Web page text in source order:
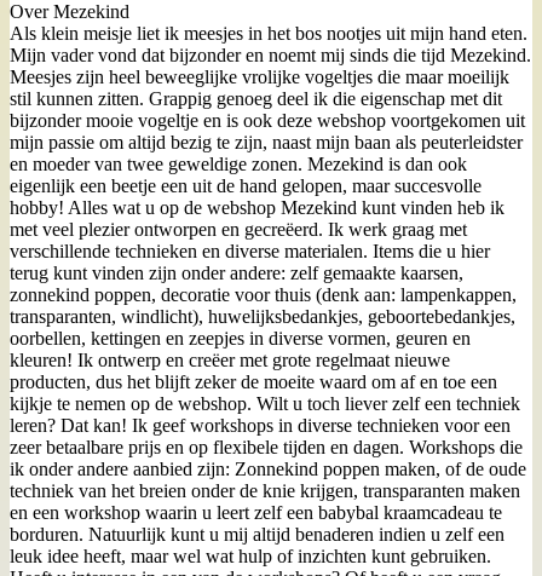
Over Mezekind
Als klein meisje liet ik meesjes in het bos nootjes uit mijn hand eten.
Mijn vader vond dat bijzonder en noemt mij sinds die tijd Mezekind.
Meesjes zijn heel beweeglijke vrolijke vogeltjes die maar moeilijk
stil kunnen zitten. Grappig genoeg deel ik die eigenschap met dit
bijzonder mooie vogeltje en is ook deze webshop voortgekomen uit
mijn passie om altijd bezig te zijn, naast mijn baan als peuterleidster
en moeder van twee geweldige zonen. Mezekind is dan ook
eigenlijk een beetje een uit de hand gelopen, maar succesvolle
hobby! Alles wat u op de webshop Mezekind kunt vinden heb ik
met veel plezier ontworpen en gecreëerd. Ik werk graag met
verschillende technieken en diverse materialen. Items die u hier
terug kunt vinden zijn onder andere: zelf gemaakte kaarsen,
zonnekind poppen, decoratie voor thuis (denk aan: lampenkappen,
transparanten, windlicht), huwelijksbedankjes, geboortebedankjes,
oorbellen, kettingen en zeepjes in diverse vormen, geuren en
kleuren! Ik ontwerp en creëer met grote regelmaat nieuwe
producten, dus het blijft zeker de moeite waard om af en toe een
kijkje te nemen op de webshop. Wilt u toch liever zelf een techniek
leren? Dat kan! Ik geef workshops in diverse technieken voor een
zeer betaalbare prijs en op flexibele tijden en dagen. Workshops die
ik onder andere aanbied zijn: Zonnekind poppen maken, of de oude
techniek van het breien onder de knie krijgen, transparanten maken
en een workshop waarin u leert zelf een babybal kraamcadeau te
borduren. Natuurlijk kunt u mij altijd benaderen indien u zelf een
leuk idee heeft, maar wel wat hulp of inzichten kunt gebruiken.